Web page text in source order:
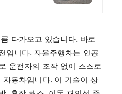
다가오고 있습니다. 바로
입니다. 자율주행차는 인공
운전자의 조작 없이 스스로
동차입니다. 이 기술이 상